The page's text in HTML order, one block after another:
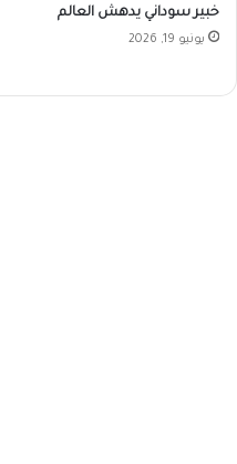
خبير سوداني يدهش العالم
يونيو 19, 2026